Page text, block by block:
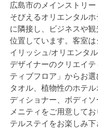
広島市のメインストリ
そびえるオリエンタル
に隣接し、ビジネスや
位置しています。客室
イリッシュ/オリエンタ
デザイナーのクリエイ
ティブフロア」からお
タオル、植物性のホテ
ディショナー、ボディ
メニティをご用意して
テルステイをお楽しみ下